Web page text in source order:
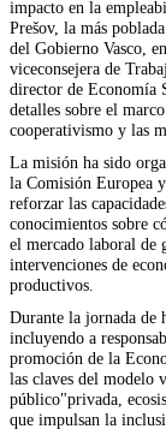
impacto en la
Prešov, la más
del Gobierno Vasco,
viceconsejera de
director de Economía
detalles sobre el
cooperativismo y las
La misión ha sido
la Comisión Europea
reforzar las
conocimientos sobre
el mercado laboral de
intervenciones de
productivos.
Durante la jornada
incluyendo a
promoción de la
las claves del modelo
público"privada,
que impulsan la